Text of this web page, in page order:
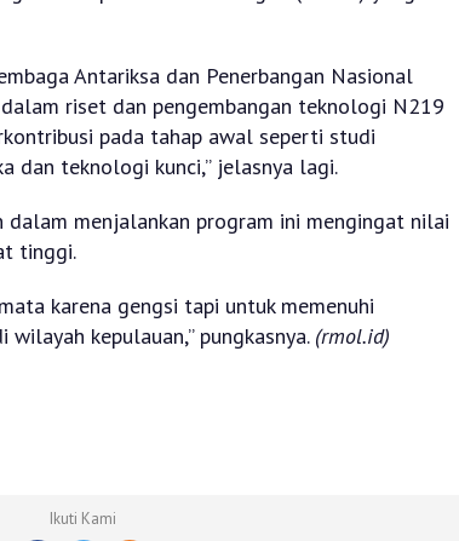
Antariksa dan Penerbangan Nasional
riset dan pengembangan teknologi N219
pada tahap awal seperti studi
dan teknologi kunci,” jelasnya lagi.
dalam menjalankan program ini mengingat nilai
tinggi.
karena gengsi tapi untuk memenuhi
kepulauan,” pungkasnya. (rmol.id)
Ikuti Kami